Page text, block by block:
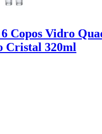
6 Copos Vidro
Cristal 320ml